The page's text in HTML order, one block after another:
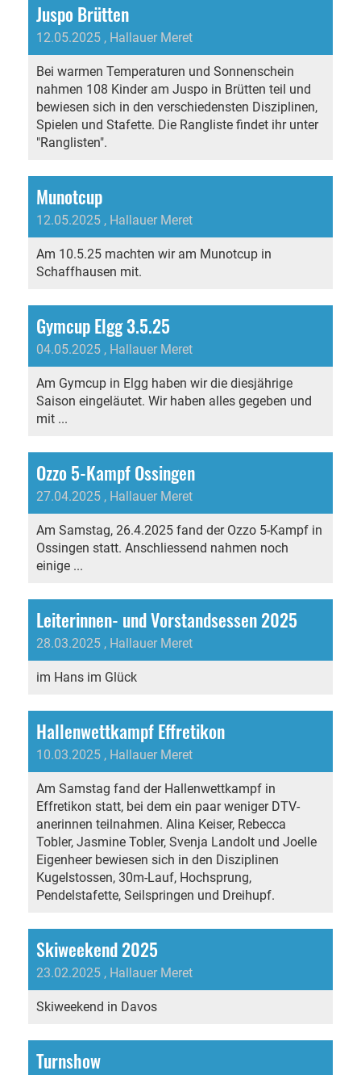
Juspo Brütten
12.05.2025 , Hallauer Meret
Bei warmen Temperaturen und Sonnenschein
nahmen 108 Kinder am Juspo in Brütten teil und
bewiesen sich in den verschiedensten Disziplinen,
Spielen und Stafette. Die Rangliste findet ihr unter
"Ranglisten".
Munotcup
12.05.2025 , Hallauer Meret
Am 10.5.25 machten wir am Munotcup in
Schaffhausen mit.
Gymcup Elgg 3.5.25
04.05.2025 , Hallauer Meret
Am Gymcup in Elgg haben wir die diesjährige
Saison eingeläutet. Wir haben alles gegeben und
mit ...
Ozzo 5-Kampf Ossingen
27.04.2025 , Hallauer Meret
Am Samstag, 26.4.2025 fand der Ozzo 5-Kampf in
Ossingen statt. Anschliessend nahmen noch
einige ...
Leiterinnen- und Vorstandsessen 2025
28.03.2025 , Hallauer Meret
im Hans im Glück
Hallenwettkampf Effretikon
10.03.2025 , Hallauer Meret
Am Samstag fand der Hallenwettkampf in
Effretikon statt, bei dem ein paar weniger DTV-
anerinnen teilnahmen. Alina Keiser, Rebecca
Tobler, Jasmine Tobler, Svenja Landolt und Joelle
Eigenheer bewiesen sich in den Disziplinen
Kugelstossen, 30m-Lauf, Hochsprung,
Pendelstafette, Seilspringen und Dreihupf.
Skiweekend 2025
23.02.2025 , Hallauer Meret
Skiweekend in Davos
Turnshow